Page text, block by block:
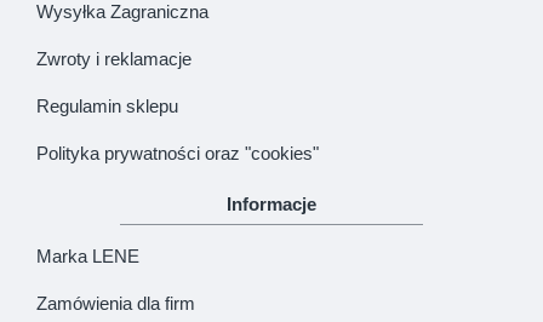
Wysyłka Zagraniczna
Zwroty i reklamacje
Regulamin sklepu
Polityka prywatności oraz "cookies"
Informacje
Marka LENE
Zamówienia dla firm